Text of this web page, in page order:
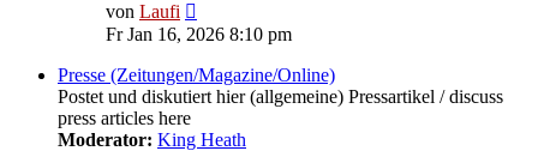
von Laufi
Beitrag
Fr Jan 16, 2026 8:10 pm
Presse (Zeitungen/Magazine/Online)
Postet und diskutiert hier (allgemeine) Pressartikel / discuss
press articles here
Moderator: King Heath